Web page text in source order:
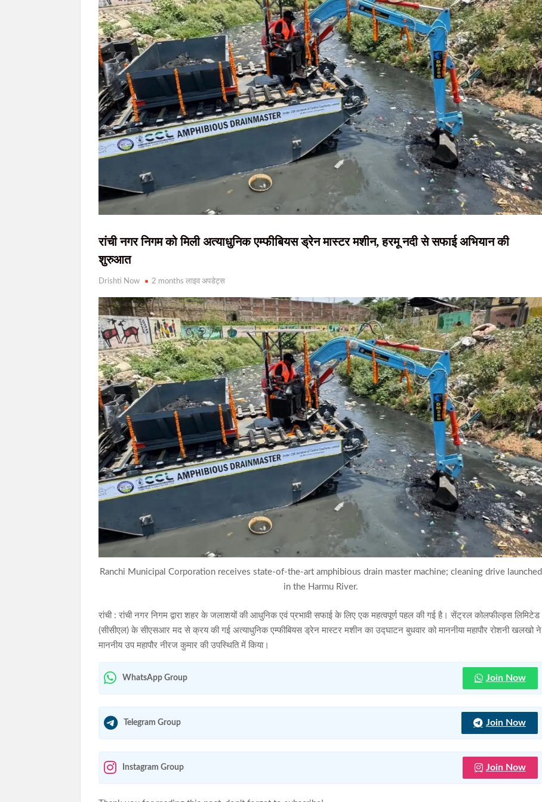
NEWS, हिंदी
न्यूज़ , HINDI
SAMACHAR,
हिंदी समाचार,
दृष्टि नाउ
JPSC-JSSC छात्र आंदोलन को राहुल गांधी का समर्थन, शिक्षा व्यवस्था में सुधार की उठाई मांग
AI डीपफेक पर सरकार की बड़ी सख्ती: 3 घंटे में हटाना होगा अवैध कंटेंट, नियम तोड़ने पर सोशल मीडिया प्लेटफॉर्म्स पर होगी कार्रवाई
राहे हत्याकांड का खुलासा: मुख्य आरोपी समेत तीन गिरफ्तार, हत्या में प्रयुक्त फरसा बरामद
सिमडेगा में डीएलएमसी बैठक: न्यायिक व्यवस्था को अधिक प्रभावी बनाने पर जोर, 50 से अधिक एजेंडों की समीक्षा
रांची नगर निगम को मिली अत्याधुनिक एम्फीबियस ड्रेन मास्टर मशीन, हरमू नदी से सफाई अभियान की
शुरुआत
Drishti Now 2 months लाइव अपडेट्स
Ranchi Municipal Corporation receives state-of-the-art amphibious drain master machine; cleaning drive launched
in the Harmu River.
रांची : रांची नगर निगम द्वारा शहर के जलाशयों की आधुनिक एवं प्रभावी सफाई के लिए एक महत्वपूर्ण पहल की गई है। सेंट्रल कोलफील्ड्स लिमिटेड
(सीसीएल) के सीएसआर मद से क्रय की गई अत्याधुनिक एम्फीबियस ड्रेन मास्टर मशीन का उद्घाटन बुधवार को माननीया महापौर रोशनी खलखो ने
माननीय उप महापौर नीरज कुमार की उपस्थिति में किया।
WhatsApp Group Join Now
Telegram Group Join Now
Instagram Group Join Now